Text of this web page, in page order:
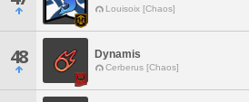
Louisoix [Chaos]
48 Dynamis
Cerberus [Chaos]